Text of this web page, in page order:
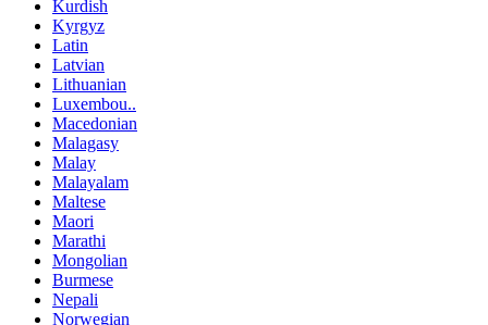
Kurdish
Kyrgyz
Latin
Latvian
Lithuanian
Luxembou..
Macedonian
Malagasy
Malay
Malayalam
Maltese
Maori
Marathi
Mongolian
Burmese
Nepali
Norwegian